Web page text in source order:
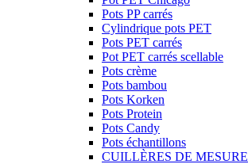
Pots PP carrés
Cylindrique pots PET
Pots PET carrés
Pot PET carrés scellable
Pots crème
Pots bambou
Pots Korken
Pots Protein
Pots Candy
Pots échantillons
CUILLÈRES DE MESURE